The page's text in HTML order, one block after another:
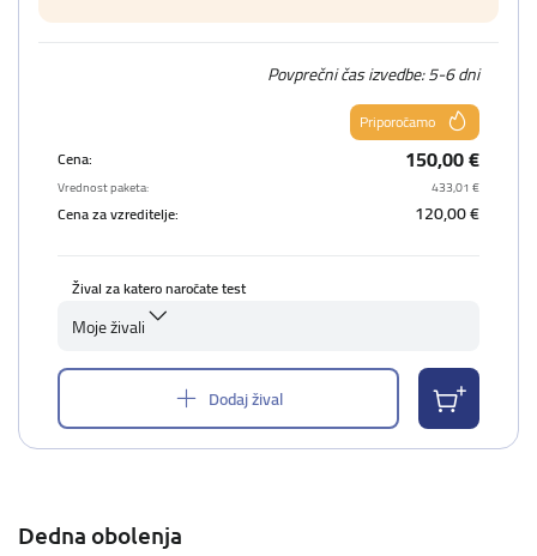
Povprečni čas izvedbe: 5-6 dni
Priporočamo
Cena:
150,00 €
Vrednost paketa: 433,01 €
Cena za vzreditelje: 120,00 €
Žival za katero naročate test
Moje živali
Dodaj žival
Dedna obolenja